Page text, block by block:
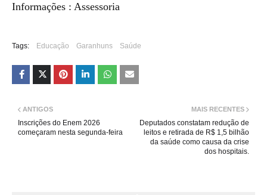
Informações : Assessoria
Tags: Educação Garanhuns Saúde
MAIS RECENTES
Deputados constatam redução de
leitos e retirada de R$ 1,5 bilhão
da saúde como causa da crise
dos hospitais.
ANTIGOS
Inscrições do Enem 2026
começaram nesta segunda-feira